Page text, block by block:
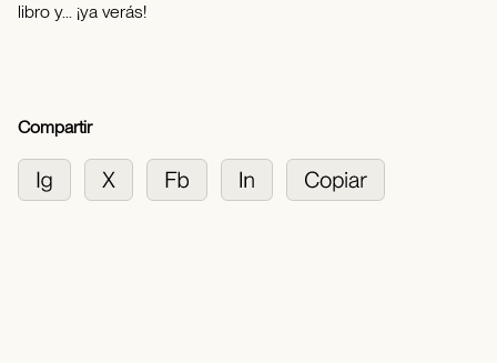
libro y... ¡ya verás!
Compartir